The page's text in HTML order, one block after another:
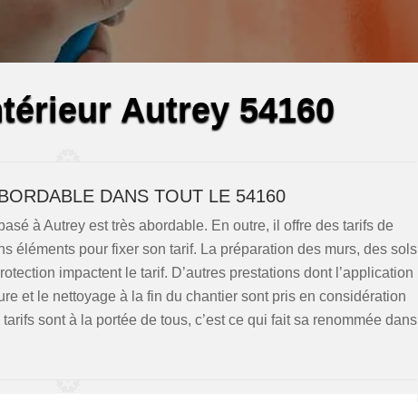
Autrey 54160
DANS TOUT LE 54160
à Autrey est très abordable. En outre, il offre des tarifs de
éléments pour fixer son tarif. La préparation des murs, des sols
impactent le tarif. D’autres prestations dont l’application
et le nettoyage à la fin du chantier sont pris en considération
sont à la portée de tous, c’est ce qui fait sa renommée dans